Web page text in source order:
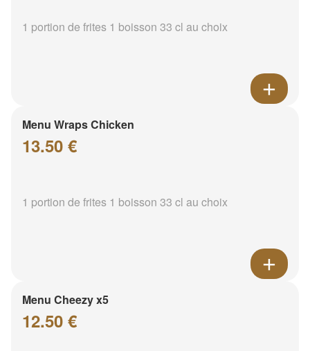
1 portion de frites 1 boisson 33 cl au choix
Menu Wraps Chicken
13.50 €
1 portion de frites 1 boisson 33 cl au choix
Menu Cheezy x5
12.50 €